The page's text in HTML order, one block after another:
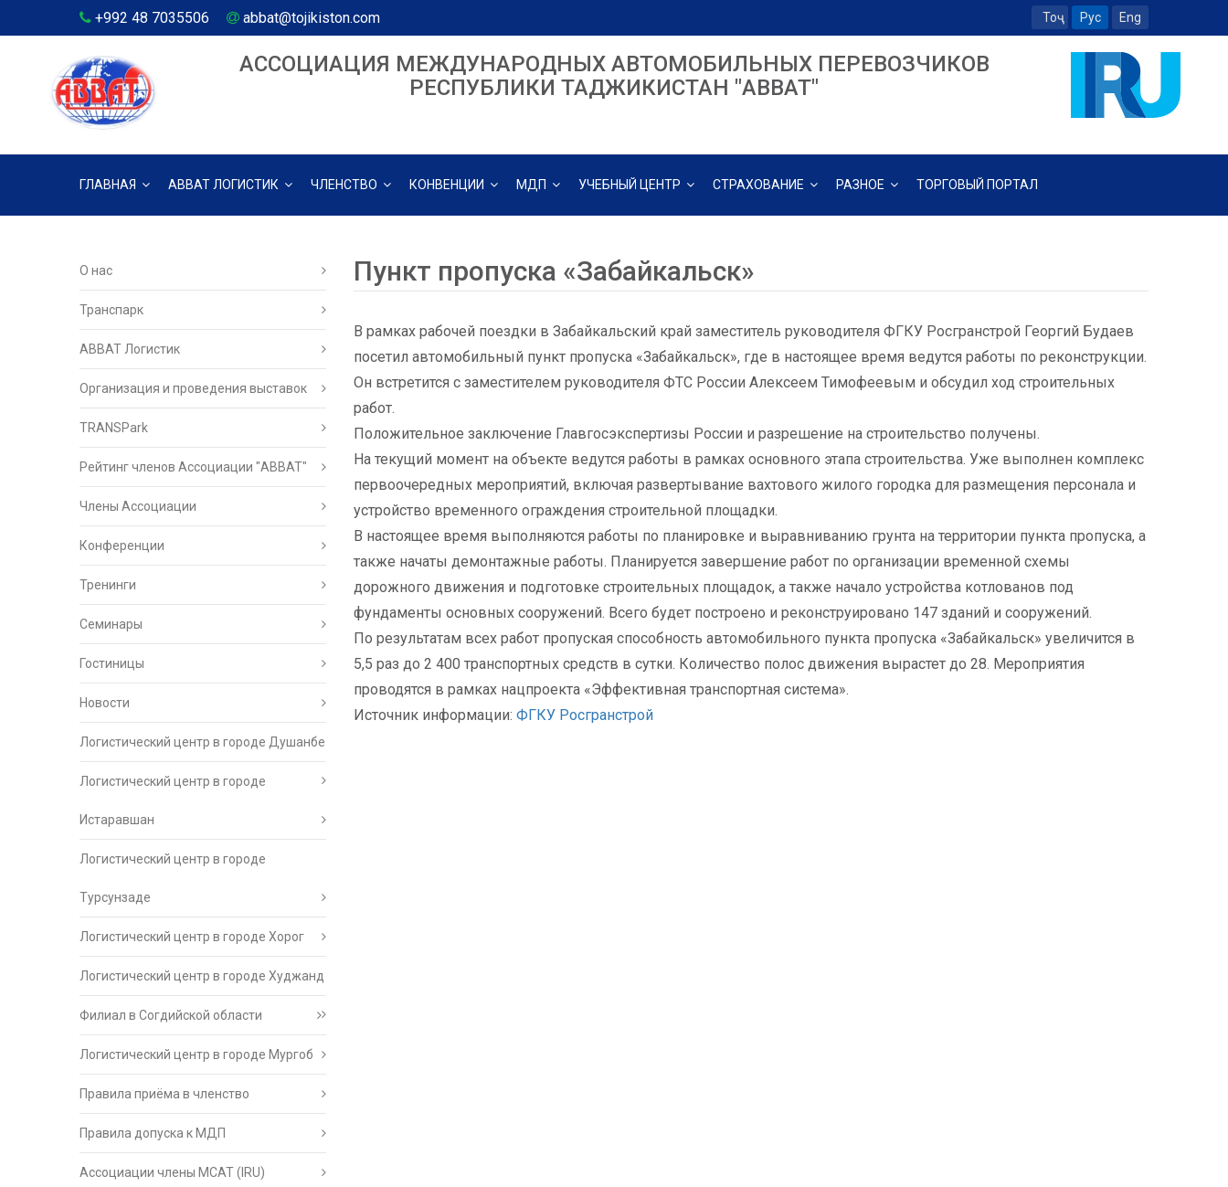
+992 48 7035506 abbat@tojikiston.com Тоҷ Рус Eng
АССОЦИАЦИЯ МЕЖДУНАРОДНЫХ АВТОМОБИЛЬНЫХ ПЕРЕВОЗЧИКОВ
РЕСПУБЛИКИ ТАДЖИКИСТАН "ABBAT"
ГЛАВНАЯ АВВАТ ЛОГИСТИК ЧЛЕНСТВО КОНВЕНЦИИ МДП УЧЕБНЫЙ ЦЕНТР СТРАХОВАНИЕ РАЗНОЕ ТОРГОВЫЙ ПОРТАЛ
О нас
Транспарк
ABBAT Логистик
Организация и проведения выставок
TRANSPark
Рейтинг членов Ассоциации "АВВАТ"
Члены Ассоциации
Конференции
Тренинги
Семинары
Гостиницы
Новости
Логистический центр в городе Душанбе
Логистический центр в городе
Истаравшан
Логистический центр в городе
Турсунзаде
Логистический центр в городе Хорог
Логистический центр в городе Худжанд
Филиал в Согдийской области
Логистический центр в городе Мургоб
Правила приёма в членство
Правила допуска к МДП
Ассоциации члены МСАТ (IRU)
Пункт пропуска «Забайкальск»
В рамках рабочей поездки в Забайкальский край заместитель руководителя ФГКУ Росгранстрой Георгий Будаев
посетил автомобильный пункт пропуска «Забайкальск», где в настоящее время ведутся работы по реконструкции.
Он встретится с заместителем руководителя ФТС России Алексеем Тимофеевым и обсудил ход строительных
работ.
Положительное заключение Главгосэкспертизы России и разрешение на строительство получены.
На текущий момент на объекте ведутся работы в рамках основного этапа строительства. Уже выполнен комплекс
первоочередных мероприятий, включая развертывание вахтового жилого городка для размещения персонала и
устройство временного ограждения строительной площадки.
В настоящее время выполняются работы по планировке и выравниванию грунта на территории пункта пропуска, а
также начаты демонтажные работы. Планируется завершение работ по организации временной схемы
дорожного движения и подготовке строительных площадок, а также начало устройства котлованов под
фундаменты основных сооружений. Всего будет построено и реконструировано 147 зданий и сооружений.
По результатам всех работ пропуская способность автомобильного пункта пропуска «Забайкальск» увеличится в
5,5 раз до 2 400 транспортных средств в сутки. Количество полос движения вырастет до 28. Мероприятия
проводятся в рамках нацпроекта «Эффективная транспортная система».
Источник информации: ФГКУ Росгранстрой